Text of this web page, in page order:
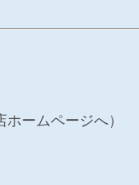
ームページへ）